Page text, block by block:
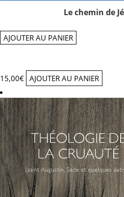
Le chemin de
AJOUTER AU PANIER
15,00€ AJOUTER AU PANIER